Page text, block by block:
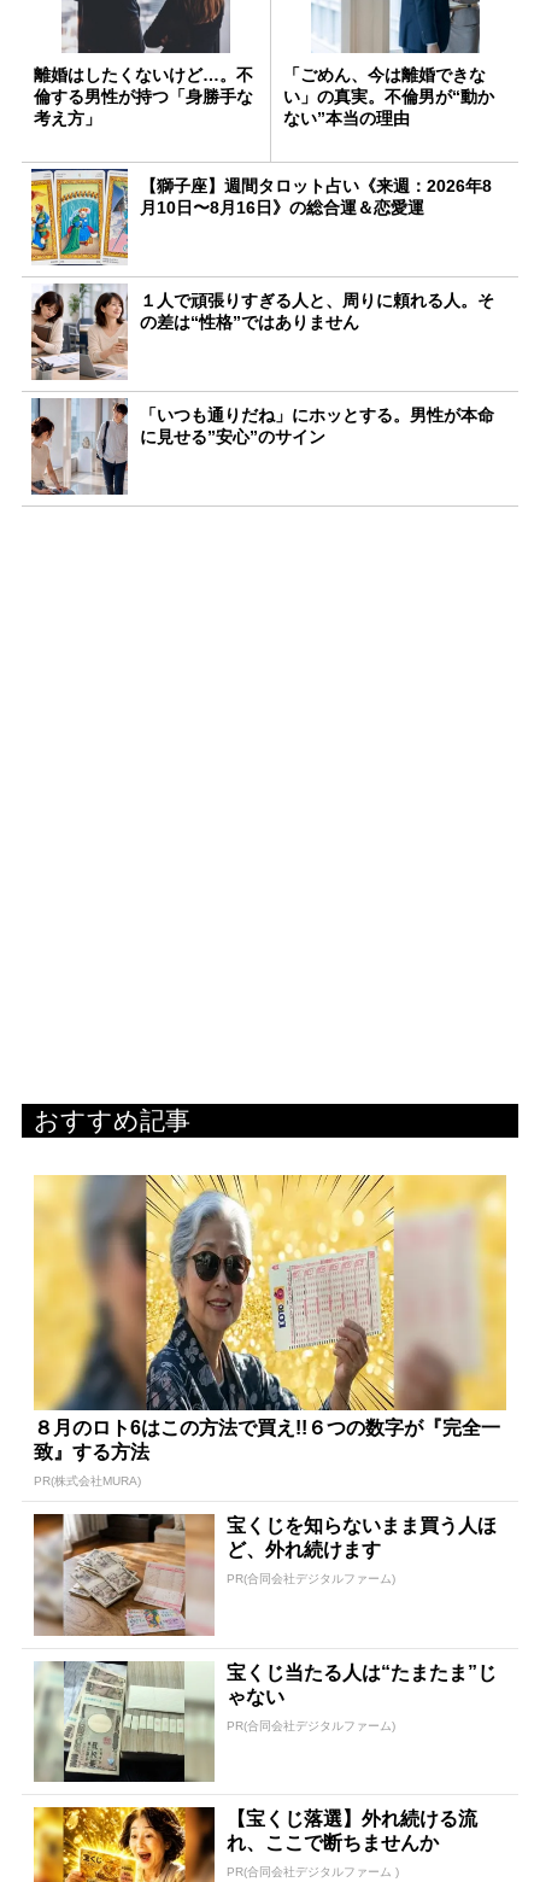
離婚はしたくないけど…。不
倫する男性が持つ「身勝手な
考え方」
「ごめん、今は離婚できな
い」の真実。不倫男が“動か
ない”本当の理由
【獅子座】週間タロット占い《来週：2026年8
月10日〜8月16日》の総合運＆恋愛運
１人で頑張りすぎる人と、周りに頼れる人。そ
の差は“性格”ではありません
「いつも通りだね」にホッとする。男性が本命
に見せる”安心”のサイン
おすすめ記事
８月のロト6はこの方法で買え!!６つの数字が『完全一
致』する方法
PR(株式会社MURA)
宝くじを知らないまま買う人ほ
ど、外れ続けます
PR(合同会社デジタルファーム)
宝くじ当たる人は“たまたま”じ
ゃない
PR(合同会社デジタルファーム)
【宝くじ落選】外れ続ける流
れ、ここで断ちませんか
PR(合同会社デジタルファーム )